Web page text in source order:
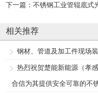
下一篇： 不锈钢工业管辊底式
相关推荐
钢材、管道及加工件现场
热烈祝贺楚能新能源（孝
合信为其提供安全可靠的不